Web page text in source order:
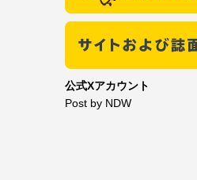
公式Xアカウント
Post by NDW